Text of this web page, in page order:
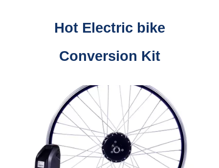
Hot Electric bike
Conversion Kit